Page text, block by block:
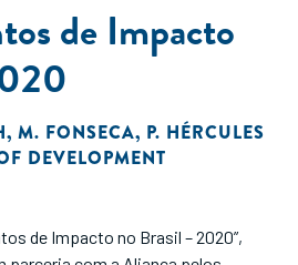
de Impacto
, M. FONSECA, P. HÉRCULES
DEVELOPMENT
de Impacto no Brasil – 2020”,